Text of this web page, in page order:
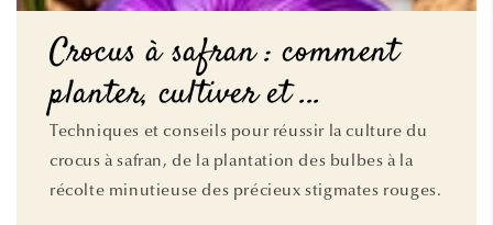
Crocus à safran : comment
planter, cultiver et ...
Techniques et conseils pour réussir la culture du
crocus à safran, de la plantation des bulbes à la
récolte minutieuse des précieux stigmates rouges.